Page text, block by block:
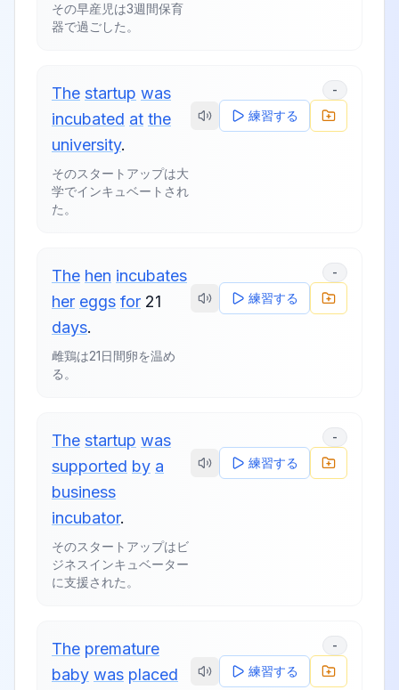
その早産児は3週間保育
器で過ごした。
The startup was
incubated at the
university.
そのスタートアップは大
学でインキュベートされ
た。
-
練習する
The hen incubates
her eggs for 21
days.
雌鶏は21日間卵を温め
る。
-
練習する
The startup was
supported by a
business
incubator.
そのスタートアップはビ
ジネスインキュベーター
に支援された。
-
練習する
The premature
baby was placed
-
練習する